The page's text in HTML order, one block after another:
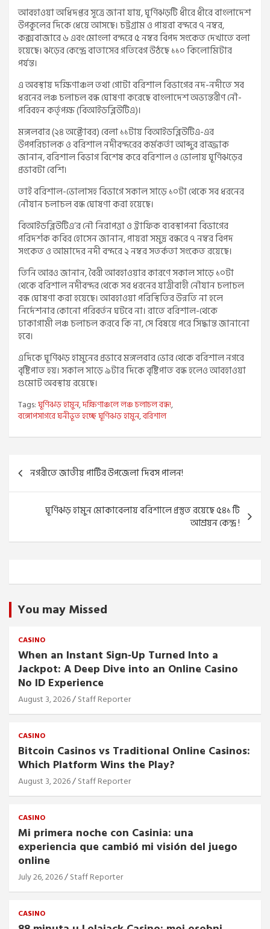
আবহাওয়া অধিদপ্তর সূত্রে জানা যায়, ঘূর্ণিঝড়টি ধীরে ধীরে বাংলাদেশ
উপকূলের দিকে ধেয়ে আসছে। চট্টগ্রাম ও পায়রা বন্দরে ৭ নম্বর,
কক্সবাজারে ৬ এবং মোংলা বন্দরে ৫ নম্বর বিপদ সংকেত দেখাতে বলা
হয়েছে। ঝড়ের কেন্দ্রে বাতাসের গতিবেগ উঠছে ১১০ কিলোমিটার
পর্যন্ত।
এ অবস্থায় দক্ষিণাঞ্চল তথা গোটা বরিশাল বিভাগের নদ-নদীতে সব
ধরনের লঞ্চ চলাচল বন্ধ ঘোষণা করেছে বাংলাদেশ অভ্যন্তরীণ নৌ-
পরিবহন কর্তৃপক্ষ (বিআইডব্লিউটিএ)।
মঙ্গলবার (২৪ অক্টোবর) বেলা ১১টায় বিআইডব্লিউটিএ-এর
উপপরিচালক ও বরিশাল নদীবন্দরের কর্মকর্তা আব্দুর রাজ্জাক
জানান, বরিশাল বিভাগ বিশেষ করে বরিশাল ও ভোলায় ঘূর্ণিঝড়ের
প্রভাবটা বেশি।
তাই বরিশাল-ভোলাসহ বিভাগে সকাল সাড়ে ১০টা থেকে সব ধরনের
নৌযান চলাচল বন্ধ ঘোষণা করা হয়েছে।
বিআইডব্লিউটিএ’র নৌ নিরাপত্তা ও ট্রাফিক ব্যবস্থাপনা বিভাগের
পরিদর্শক কবির হোসেন জানান, পায়রা সমুদ্র বন্ধরে ৭ নম্বর বিপদ
সংকেত ও আমাদের নদী বন্দরে ২ নম্বর সতর্কতা সংকেত রয়েছে।
তিনি আরও জানান, বৈরী আবহাওয়ার কারণে সকাল সাড়ে ১০টা
থেকে বরিশাল নদীবন্দর থেকে সব ধরনের যাত্রীবাহী নৌযান চলাচল
বন্ধ ঘোষণা করা হয়েছে। আবহাওয়া পরিস্থিতির উন্নতি না হলে
নির্দেশনার কোনো পরিবর্তন ঘটবে না। রাতে বরিশাল-থেকে
ঢাকাগামী লঞ্চ চলাচল করবে কি না, সে বিষয়ে পরে সিদ্ধান্ত জানানো
হবে।
এদিকে ঘূর্ণিঝড় হামুনের প্রভাবে মঙ্গলবার ভোর থেকে বরিশাল নগরে
বৃষ্টিপাত হয়। সকাল সাড়ে ৯টার দিকে বৃষ্টিপাত বন্ধ হলেও আবহাওয়া
গুমোট অবস্থায় রয়েছে।
Tags:ঘূর্ণিঝড় হামুন,দক্ষিণাঞ্চলে লঞ্চ চলাচল বন্ধ!,
বঙ্গোপসাগরে ঘনীভূত হচ্ছে ঘূর্ণিঝড় হামুন,বরিশাল
Post
navigation
নগরীতে জাতীয় পার্টির উপজেলা দিবস পালন!
ঘূর্ণিঝড় হামুন মোকাবেলায় বরিশালে প্রস্তুত রয়েছে ৫৪১ টি
আশ্রয়ন কেন্দ্র !
You may Missed
CASINO
When an Instant Sign‑Up Turned Into a
Jackpot: A Deep Dive into an Online Casino
No ID Experience
August 3, 2026 Staff Reporter
CASINO
Bitcoin Casinos vs Traditional Online Casinos:
Which Platform Wins the Play?
August 3, 2026 Staff Reporter
CASINO
Mi primera noche con Casinia: una
experiencia que cambió mi visión del juego
online
July 26, 2026 Staff Reporter
CASINO